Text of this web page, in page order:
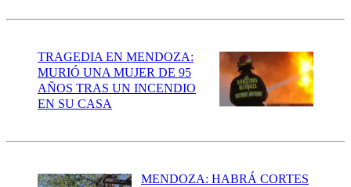
TRAGEDIA EN MENDOZA:
MURIÓ UNA MUJER DE 95
AÑOS TRAS UN INCENDIO
EN SU CASA
MENDOZA: HABRÁ CORTES